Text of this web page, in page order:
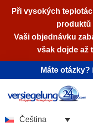
na
Při vysokých
produktů
Vaši objednávku
však dojde až
Máte
Čeština